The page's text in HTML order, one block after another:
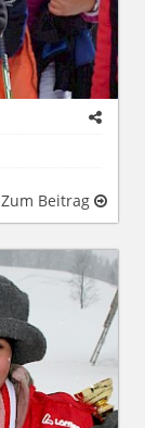
Zum Beitrag